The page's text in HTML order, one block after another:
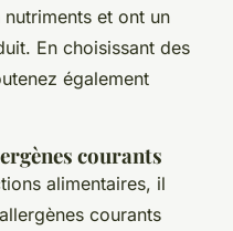
et ont un
En choisissant des
également
courants
alimentaires, il
courants